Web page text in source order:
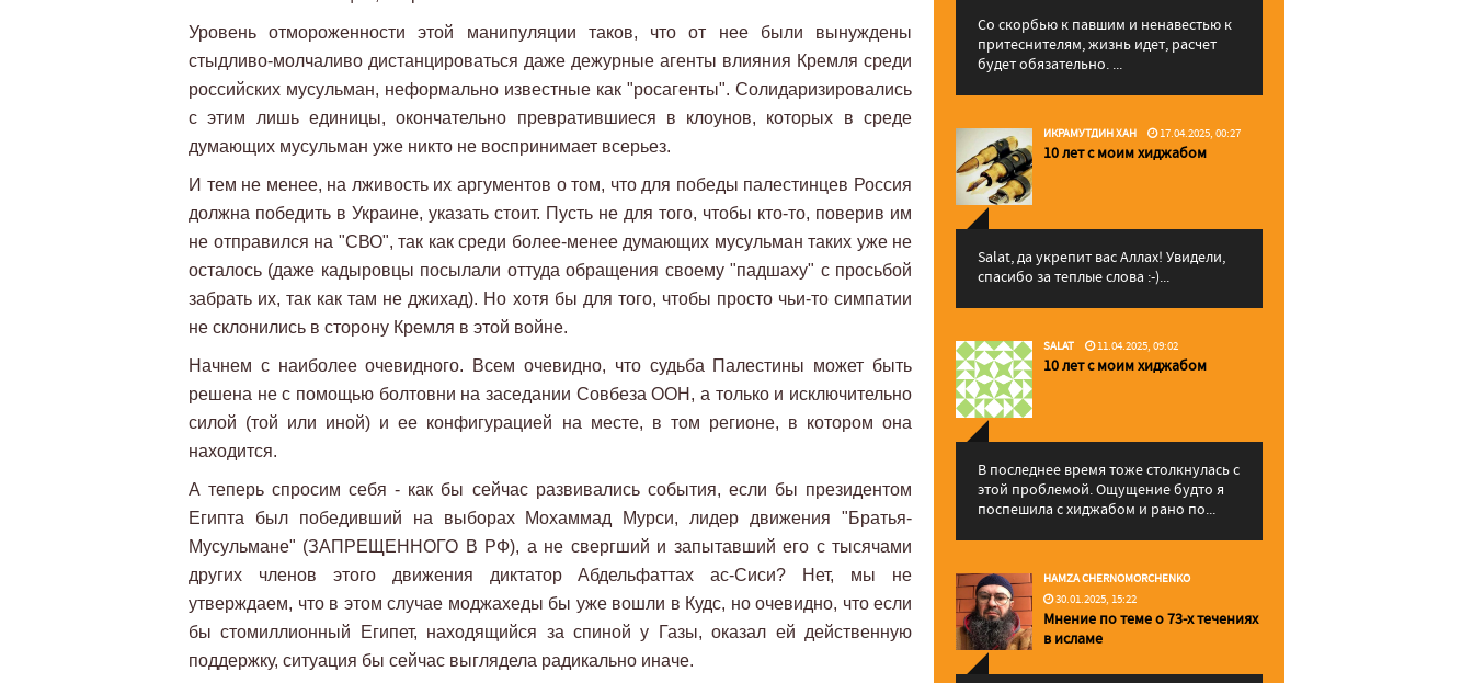
Уровень отмороженности этой манипуляции таков, что от нее были вынуждены
стыдливо-молчаливо дистанцироваться даже дежурные агенты влияния Кремля среди
российских мусульман, неформально известные как "росагенты". Солидаризировались
с этим лишь единицы, окончательно превратившиеся в клоунов, которых в среде
думающих мусульман уже никто не воспринимает всерьез.
И тем не менее, на лживость их аргументов о том, что для победы палестинцев Россия
должна победить в Украине, указать стоит. Пусть не для того, чтобы кто-то, поверив им
не отправился на "СВО", так как среди более-менее думающих мусульман таких уже не
осталось (даже кадыровцы посылали оттуда обращения своему "падшаху" с просьбой
забрать их, так как там не джихад). Но хотя бы для того, чтобы просто чьи-то симпатии
не склонились в сторону Кремля в этой войне.
Начнем с наиболее очевидного. Всем очевидно, что судьба Палестины может быть
решена не с помощью болтовни на заседании Совбеза ООН, а только и исключительно
силой (той или иной) и ее конфигурацией на месте, в том регионе, в котором она
находится.
А теперь спросим себя - как бы сейчас развивались события, если бы президентом
Египта был победивший на выборах Мохаммад Мурси, лидер движения "Братья-
Мусульмане" (ЗАПРЕЩЕННОГО В РФ), а не свергший и запытавший его с тысячами
других членов этого движения диктатор Абдельфаттах ас-Сиси? Нет, мы не
утверждаем, что в этом случае моджахеды бы уже вошли в Кудс, но очевидно, что если
бы стомиллионный Египет, находящийся за спиной у Газы, оказал ей действенную
поддержку, ситуация бы сейчас выглядела радикально иначе.
Со скорбью к павшим и ненавестью к
притеснителям, жизнь идет, расчет
будет обязательно. ...
ИКРАМУТДИН ХАН 17.04.2025, 00:27
10 лет с моим хиджабом
Salat, да укрепит вас Аллаx! Увидели,
спасибо за теплые слова :-)...
SALAT 11.04.2025, 09:02
10 лет с моим хиджабом
В последнее время тоже столкнулась с
этой проблемой. Ощущение будто я
поспешила с хиджабом и рано по...
HAMZA CHERNOMORCHENKO
30.01.2025, 15:22
Мнение по теме о 73-х течениях
в исламе